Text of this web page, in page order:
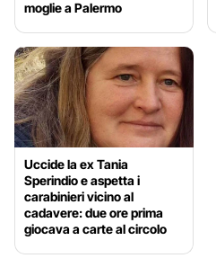
moglie a Palermo
Uccide la ex Tania
Sperindio e aspetta i
carabinieri vicino al
cadavere: due ore prima
giocava a carte al circolo